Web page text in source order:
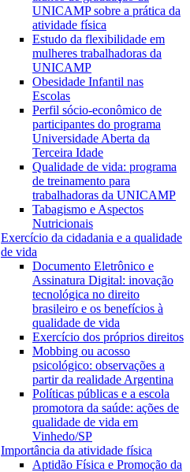
UNICAMP sobre a prática da
atividade física
Estudo da flexibilidade em
mulheres trabalhadoras da
UNICAMP
Obesidade Infantil nas
Escolas
Perfil sócio-econômico de
participantes do programa
Universidade Aberta da
Terceira Idade
Qualidade de vida: programa
de treinamento para
trabalhadoras da UNICAMP
Tabagismo e Aspectos
Nutricionais
Exercício da cidadania e a qualidade
de vida
Documento Eletrônico e
Assinatura Digital: inovação
tecnológica no direito
brasileiro e os benefícios à
qualidade de vida
Exercício dos próprios direitos
Mobbing ou acosso
psicológico: observações a
partir da realidade Argentina
Políticas públicas e a escola
promotora da saúde: ações de
qualidade de vida em
Vinhedo/SP
Importância da atividade física
Aptidão Física e Promoção da